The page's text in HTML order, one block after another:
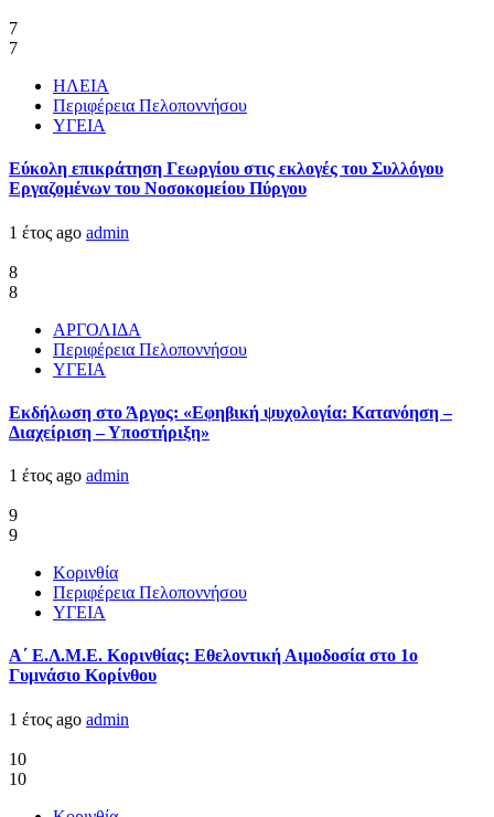
7
7
ΗΛΕΙΑ
Περιφέρεια Πελοποννήσου
ΥΓΕΙΑ
Εύκολη επικράτηση Γεωργίου στις εκλογές του Συλλόγου
Εργαζομένων του Νοσοκομείου Πύργου
1 έτος ago admin
8
8
ΑΡΓΟΛΙΔΑ
Περιφέρεια Πελοποννήσου
ΥΓΕΙΑ
Εκδήλωση στο Άργος: «Εφηβική ψυχολογία: Κατανόηση –
Διαχείριση – Υποστήριξη»
1 έτος ago admin
9
9
Κορινθία
Περιφέρεια Πελοποννήσου
ΥΓΕΙΑ
Α΄ Ε.Λ.Μ.Ε. Κορινθίας: Εθελοντική Αιμοδοσία στο 1ο
Γυμνάσιο Κορίνθου
1 έτος ago admin
10
10